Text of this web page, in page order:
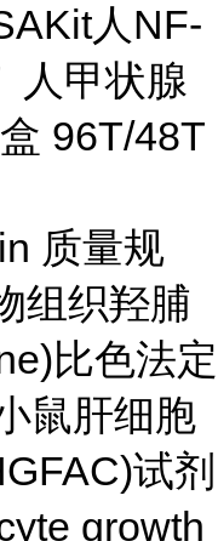
人NF-
人甲状腺
96T/48T
质量规
组织羟脯
比色法定
鼠肝细胞
试剂
growth